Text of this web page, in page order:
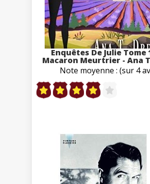
Enquêtes De Julie Tome
Macaron Meurtrier - Ana
Note moyenne : (sur 4